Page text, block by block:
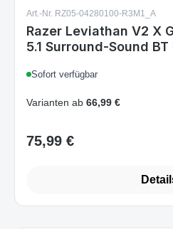
Art.-Nr. RZ05-04280100-R3M1_A
Razer Leviathan V2 X
5.1 Surround-Sound BT
Sofort verfügbar
Varianten ab 66,99 €
Regulärer Preis:
75,99 €